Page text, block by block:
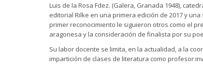
Luis de la Rosa Fdez. (Galera, Granada 1948),
editorial Rilke en una primera edición de 2017 y
primer reconocimiento le siguieron otros como el
aragonesa y la consideración de finalista por su
Su labor docente se limita, en la actualidad, a la
impartición de clases de literatura como profesor